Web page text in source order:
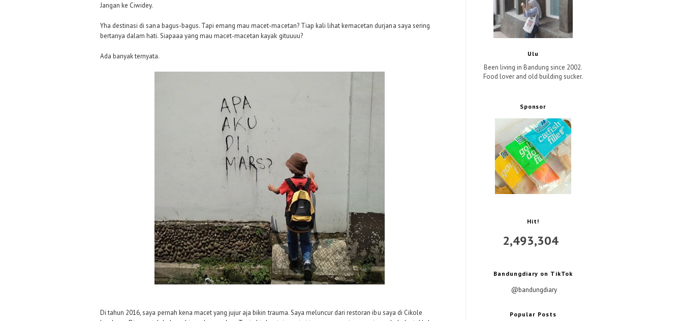
Jangan ke Ciwidey.
Yha destinasi di sana bagus-bagus. Tapi emang mau macet-macetan? Tiap kali lihat kemacetan durjana saya sering
bertanya dalam hati. Siapaaa yang mau macet-macetan kayak gituuuu?
Ada banyak ternyata.
Di tahun 2016, saya pernah kena macet yang jujur aja bikin trauma. Saya meluncur dari restoran ibu saya di Cikole
Ulu
Been living in Bandung since 2002.
Food lover and old building sucker.
Sponsor
Hit!
2,493,304
Bandungdiary on TikTok
@bandungdiary
Popular Posts